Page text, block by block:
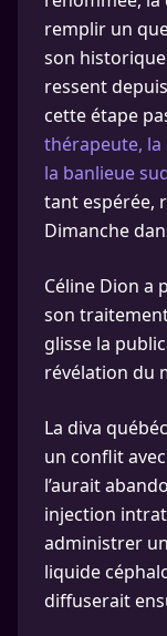
remplir un
son historique
ressent
cette étape
thérapeute, la
la banlieue
tant espérée,
Dimanche
Céline Dion a
son
glisse la
révélation du
La diva
un conflit
l’aurait
injection
administrer
liquide
diffuserait